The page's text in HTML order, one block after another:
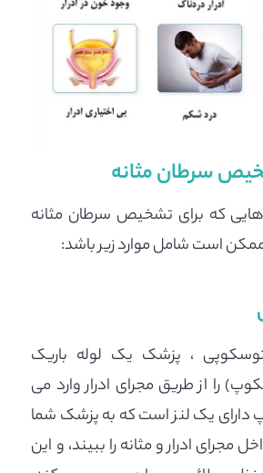
سرطان مثانه
که برای تشخیص سرطان مثانه
است شامل موارد زیر باشد:
، پزشک یک لوله باریک
را از طریق مجرای ادرار وارد می
یک لنز است که به پزشک شما
مجرای ادرار و مثانه را ببیند، و این